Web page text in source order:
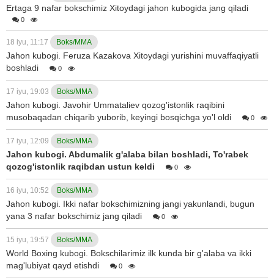
Ertaga 9 nafar bokschimiz Xitoydagi jahon kubogida jang qiladi
0
18 iyu, 11:17 Boks/MMA
Jahon kubogi. Feruza Kazakova Xitoydagi yurishini muvaffaqiyatli
boshladi
0
17 iyu, 19:03 Boks/MMA
Jahon kubogi. Javohir Ummataliev qozog'istonlik raqibini
musobaqadan chiqarib yuborib, keyingi bosqichga yo'l oldi
0
17 iyu, 12:09 Boks/MMA
Jahon kubogi. Abdumalik g'alaba bilan boshladi, To'rabek
qozog'istonlik raqibdan ustun keldi
0
16 iyu, 10:52 Boks/MMA
Jahon kubogi. Ikki nafar bokschimizning jangi yakunlandi, bugun
yana 3 nafar bokschimiz jang qiladi
0
15 iyu, 19:57 Boks/MMA
World Boxing kubogi. Bokschilarimiz ilk kunda bir g'alaba va ikki
mag'lubiyat qayd etishdi
0